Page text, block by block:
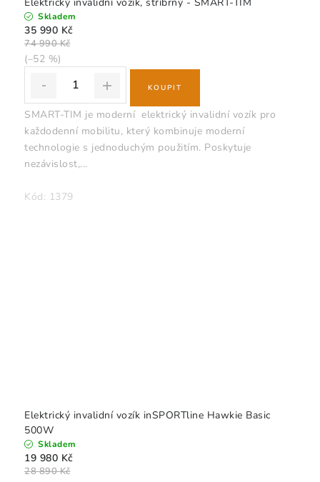
Skladem
35 990 Kč
74 990 Kč
(–52 %)
SMART-TIM je moderní elektrický invalidní vozík pro
každodenní mobilitu, který kombinuje moderní
technologie s jednoduchým použitím. Poskytuje
nezávislost,...
Kód: 1379
Elektrický invalidní vozík inSPORTline Hawkie Basic
500W
Skladem
19 980 Kč
28 890 Kč